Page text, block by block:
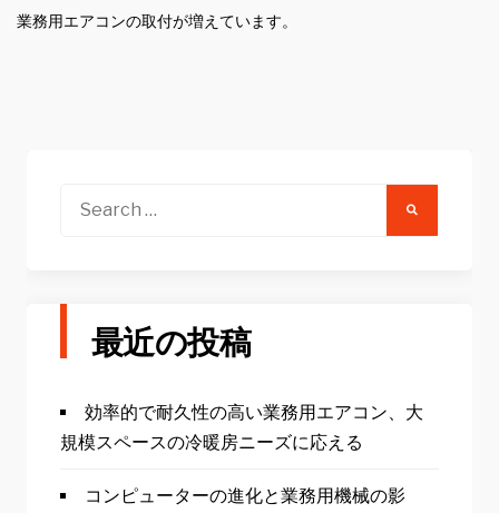
業務用エアコンの取付が増えています。
Search
最近の投稿
効率的で耐久性の高い業務用エアコン、大
規模スペースの冷暖房ニーズに応える
コンピューターの進化と業務用機械の影